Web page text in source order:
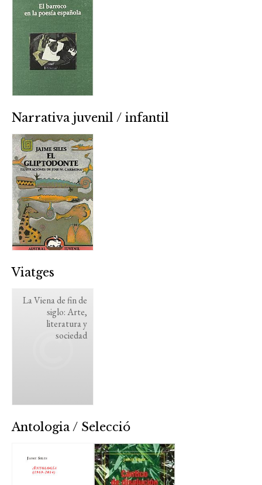
Narrativa juvenil / infantil
Viatges
La Viena de fin de
siglo: Arte,
literatura y
sociedad
Antologia / Selecció